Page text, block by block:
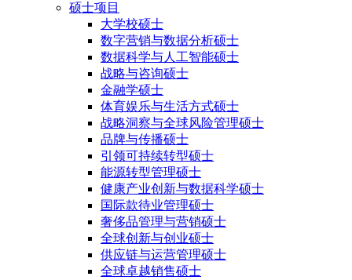
硕士项目
大学校硕士
数字营销与数据分析硕士
数据科学与人工智能硕士
战略与咨询硕士
金融学硕士
体育娱乐与生活方式硕士
战略洞察与全球风险管理硕士
品牌与传播硕士
引领可持续转型硕士
能源转型管理硕士
健康产业创新与数据科学硕士
国际款待业管理硕士
奢侈品管理与营销硕士
全球创新与创业硕士
供应链与运营管理硕士
全球卓越销售硕士